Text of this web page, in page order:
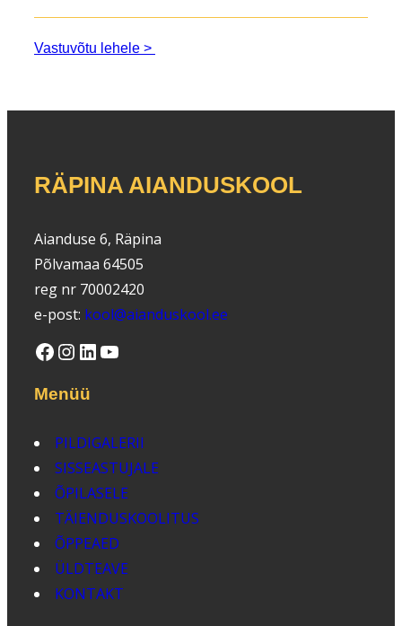
Vastuvõtu lehele >
RÄPINA AIANDUSKOOL
Aianduse 6, Räpina
Põlvamaa 64505
reg nr 70002420
e-post: kool@aianduskool.ee
Facebook InstagramLinkedIn YouTube
Menüü
PILDIGALERII
SISSEASTUJALE
ÕPILASELE
TÄIENDUSKOOLITUS
ÕPPEAED
ÜLDTEAVE
KONTAKT